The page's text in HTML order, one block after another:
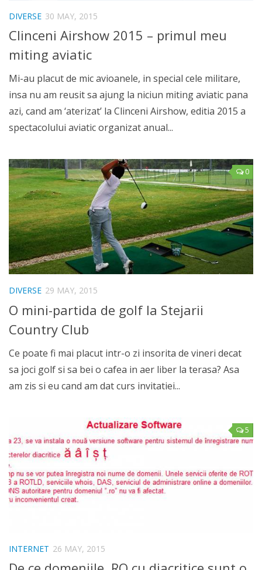
DIVERSE 30 MAY, 2015
Clinceni Airshow 2015 – primul meu
miting aviatic
Mi-au placut de mic avioanele, in special cele militare,
insa nu am reusit sa ajung la niciun miting aviatic pana
azi, cand am ‘aterizat’ la Clinceni Airshow, editia 2015 a
spectacolului aviatic organizat anual...
0
DIVERSE 29 MAY, 2015
O mini-partida de golf la Stejarii
Country Club
Ce poate fi mai placut intr-o zi insorita de vineri decat
sa joci golf si sa bei o cafea in aer liber la terasa? Asa
am zis si eu cand am dat curs invitatiei...
5
INTERNET 26 MAY, 2015